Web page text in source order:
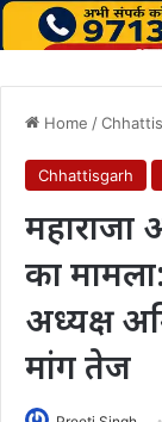
Home /
Chhattisgarh
महाराजा
का
अध्यक्ष
मांग तेज